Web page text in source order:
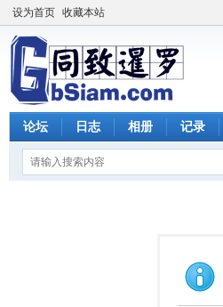
设为首页 收藏本站
论坛 日志 相册 记录